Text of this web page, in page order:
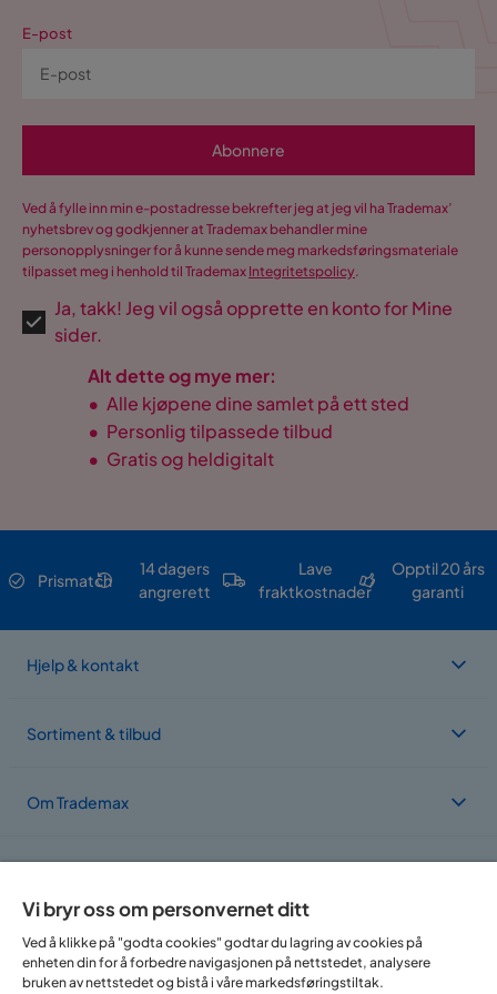
E-post
Abonnere
Ved å fylle inn min e-postadresse bekrefter jeg at jeg vil ha Trademax’
nyhetsbrev og godkjenner at Trademax behandler mine
personopplysninger for å kunne sende meg markedsføringsmateriale
tilpasset meg i henhold til Trademax Integritetspolicy.
Ja, takk! Jeg vil også opprette en konto for Mine
sider.
Alt dette og mye mer:
• Alle kjøpene dine samlet på ett sted
• Personlig tilpassede tilbud
• Gratis og heldigitalt
Prismatch
14 dagers
angrerett
Lave
fraktkostnader
Opptil 20 års
garanti
Hjelp & kontakt
Sortiment & tilbud
Om Trademax
Vi bryr oss om personvernet ditt
Ved å klikke på "godta cookies" godtar du lagring av cookies på
enheten din for å forbedre navigasjonen på nettstedet, analysere
bruken av nettstedet og bistå i våre markedsføringstiltak.